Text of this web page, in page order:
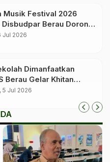
Musik Festival 2026
Disbudpar Berau Dorong
Pengungkit Pariwisata
Jul 2026
Dimanfaatkan
Berau Gelar Khitan
350 Anak
5 Jul 2026